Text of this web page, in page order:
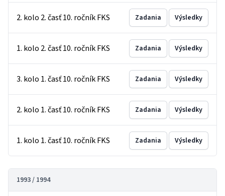
2. kolo 2. časť 10. ročník FKS Zadania Výsledky
1. kolo 2. časť 10. ročník FKS Zadania Výsledky
3. kolo 1. časť 10. ročník FKS Zadania Výsledky
2. kolo 1. časť 10. ročník FKS Zadania Výsledky
1. kolo 1. časť 10. ročník FKS Zadania Výsledky
1993 / 1994